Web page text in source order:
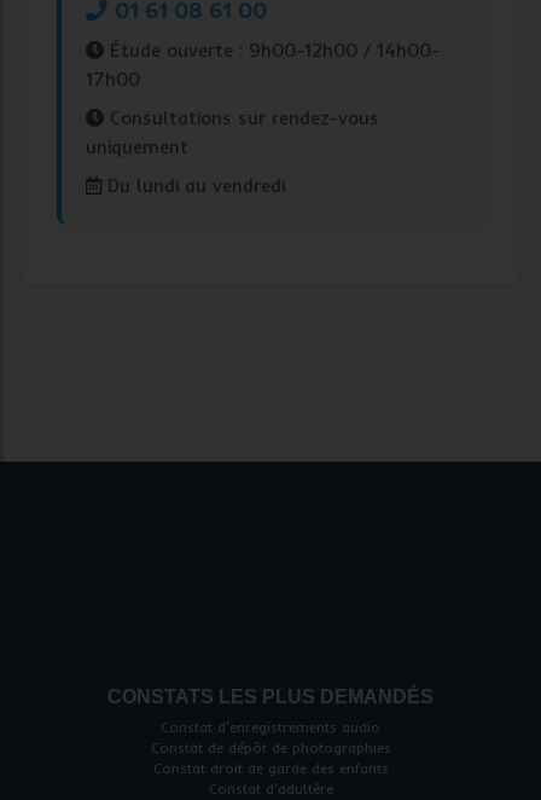
01 61 08 61 00
Étude ouverte : 9h00-12h00 / 14h00-
17h00
Consultations sur rendez-vous
uniquement
Du lundi au vendredi
CONSTATS LES PLUS DEMANDÉS
Constat d'enregistrements audio
Constat de dépôt de photographies
Constat droit de garde des enfants
Constat d'adultère